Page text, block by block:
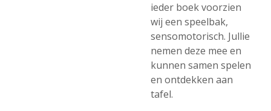
ieder boek voorzien
wij een speelbak,
sensomotorisch. Jullie
nemen deze mee en
kunnen samen spelen
en ontdekken aan
tafel.